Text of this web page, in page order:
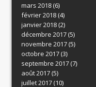
mars 2018(6)
février 2018(4)
janvier 2018(2)
décembre 2017(5)
novembre 2017(5)
octobre 2017(3)
septembre 2017(7)
août 2017(5)
juillet 2017(10)